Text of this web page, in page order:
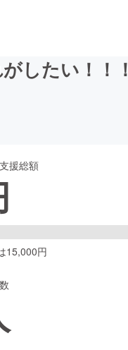
したい！！！
援総額
15,000円